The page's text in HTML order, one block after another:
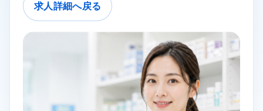
求人詳細へ戻る